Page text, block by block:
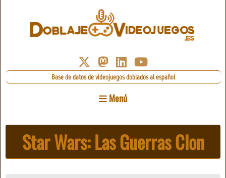
Base de datos de videojuegos doblados al español
Menú
Star Wars: Las Guerras Clon